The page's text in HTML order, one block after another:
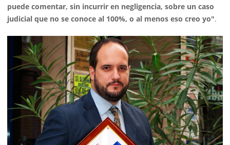
puede comentar, sin incurrir en negligencia, sobre un caso
judicial que no se conoce al 100%, o al menos eso creo yo".